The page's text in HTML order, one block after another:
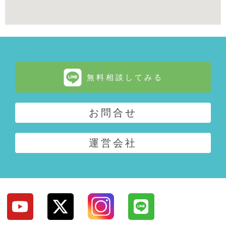
無料相談してみる
お問合せ
運営会社